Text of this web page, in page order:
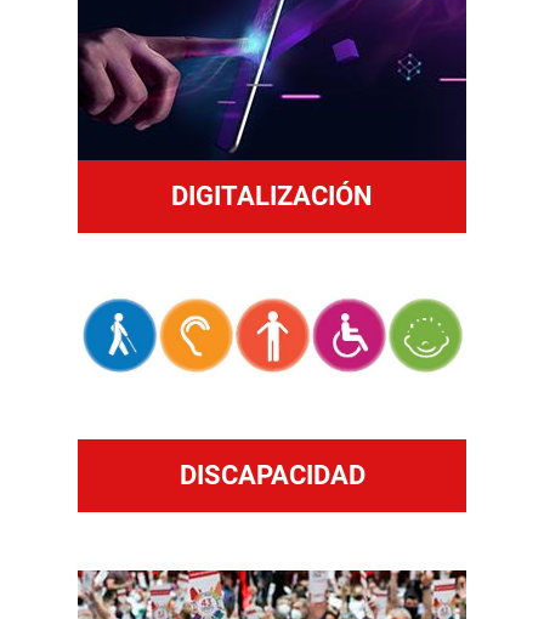
DIGITALIZACIÓN
DISCAPACIDAD